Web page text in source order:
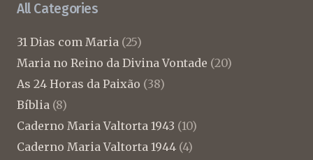
All Categories
31 Dias com Maria (25)
Maria no Reino da Divina Vontade (20)
As 24 Horas da Paixão (38)
Bíblia (8)
Caderno Maria Valtorta 1943 (10)
Caderno Maria Valtorta 1944 (4)